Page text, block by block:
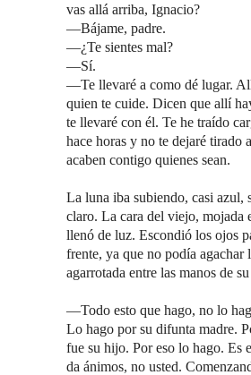
vas allá arriba, Ignacio?
—Bájame, padre.
—¿Te sientes mal?
—Sí.
—Te llevaré a como dé lugar.
quien te cuide. Dicen que allí
te llevaré con él. Te he traído
hace horas y no te dejaré tirado
acaben contigo quienes sean.
La luna iba subiendo, casi azul,
claro. La cara del viejo, mojada
llenó de luz. Escondió los ojos
frente, ya que no podía agachar
agarrotada entre las manos de
—Todo esto que hago, no lo
Lo hago por su difunta madre.
fue su hijo. Por eso lo hago. Es
da ánimos, no usted.